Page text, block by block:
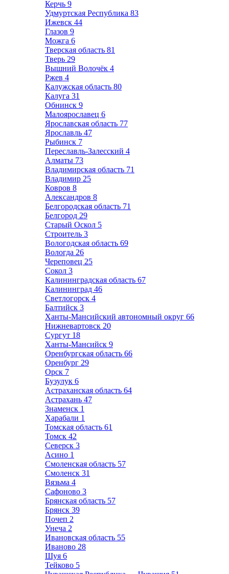
Керчь 9
Удмуртская Республика 83
Ижевск 44
Глазов 9
Можга 6
Тверская область 81
Тверь 29
Вышний Волочёк 4
Ржев 4
Калужская область 80
Калуга 31
Обнинск 9
Малоярославец 6
Ярославская область 77
Ярославль 47
Рыбинск 7
Переславль-Залесский 4
Алматы 73
Владимирская область 71
Владимир 25
Ковров 8
Александров 8
Белгородская область 71
Белгород 29
Старый Оскол 5
Строитель 3
Вологодская область 69
Вологда 26
Череповец 25
Сокол 3
Калининградская область 67
Калининград 46
Светлогорск 4
Балтийск 3
Ханты-Мансийский автономный округ 66
Нижневартовск 20
Сургут 18
Ханты-Мансийск 9
Оренбургская область 66
Оренбург 29
Орск 7
Бузулук 6
Астраханская область 64
Астрахань 47
Знаменск 1
Харабали 1
Томская область 61
Томск 42
Северск 3
Асино 1
Смоленская область 57
Смоленск 31
Вязьма 4
Сафоново 3
Брянская область 57
Брянск 39
Почеп 2
Унеча 2
Ивановская область 55
Иваново 28
Шуя 6
Тейково 5